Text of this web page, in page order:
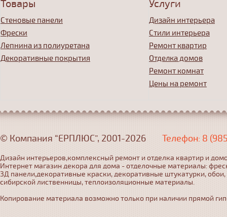
Товары
Стеновые панели
Фрески
Лепнина из полиуретана
Декоративные покрытия
Услуги
Дизайн интерьера
Стили интерьера
Ремонт квартир
Отделка домов
Ремонт комнат
Цены на ремонт
© Компания “ЕРПЛЮС”, 2001-2026 Телефон: 8
Дизайн интерьеров,комплексный ремонт и отделка квартир и
Интернет магазин декора для дома - отделочные материалы:
3Д панели,декоративные краски, декоративные штукатурки,
сибирской лиственницы, теплоизоляционные материалы.
Копирование материала возможно только при наличии прямой